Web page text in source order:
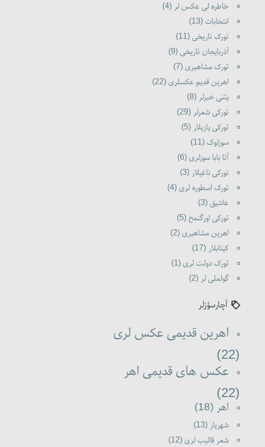
خاطره لی عکس لر (4)
انتخابات (13)
تورک تاریخی (11)
آذربایجان تاریخی (9)
تورک مشاهیری (7)
اهرین قدیم عکسلری (22)
یئنی خبرلر (8)
تورکی شعرلر (29)
تورکی یازیلار (5)
سوزلوک (11)
آتا بابا سوزلری (6)
تورکی ناغیلار (3)
تورک اسطوره لری (4)
عاشیق (3)
تورکی اورگنمح (5)
اهرین مشاهیری (2)
کیتابلار (17)
تورک دولت لری (1)
گولملی لر (2)
آچارسؤزلر
اهرین قدیمی عکس لری
(22)
عکس های قدیمی اهر
(22)
اهر (18)
شهریار (13)
شعر قالیب لری (12)